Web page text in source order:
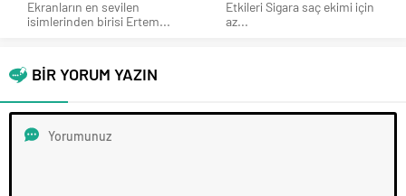
Ekranların en sevilen
isimlerinden birisi Ertem...
Etkileri Sigara saç ekimi için
az...
BİR YORUM YAZIN